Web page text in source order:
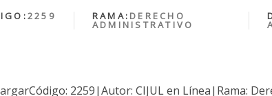
2259 RAMA: DERECHO
ADMINISTRATIVO
2259|Autor: CIJUL en Línea|Rama: